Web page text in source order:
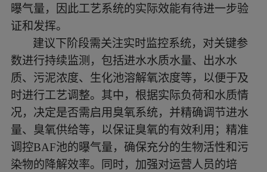
曝气量，因此工艺系统的实际效能有待进一步验
证和发挥。
建议下阶段需关注实时监控系统，对关键参
数进行持续监测，包括进水水质水量、出水水
质、污泥浓度、生化池溶解氧浓度等，以便于及
时进行工艺调整。其中，根据实际负荷和水质情
况，决定是否需启用臭氧系统，并精确调节进水
量、臭氧供给等，以保证臭氧的有效利用；精准
调控BAF池的曝气量，确保充分的生物活性和污
染物的降解效率。同时，加强对运营人员的培